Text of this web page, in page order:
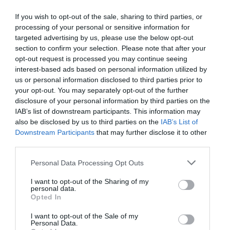
If you wish to opt-out of the sale, sharing to third parties, or
processing of your personal or sensitive information for
targeted advertising by us, please use the below opt-out
section to confirm your selection. Please note that after your
opt-out request is processed you may continue seeing
interest-based ads based on personal information utilized by
us or personal information disclosed to third parties prior to
your opt-out. You may separately opt-out of the further
disclosure of your personal information by third parties on the
IAB’s list of downstream participants. This information may
also be disclosed by us to third parties on the IAB’s List of
Downstream Participants that may further disclose it to other
Please note that this website/app uses one or more Google
not limited to your visit or usage behaviour. You may click to
grant or deny consent to Google and its third-party tags to
use your data for below specified purposes in below Google
consent section.
Personal Data Processing Opt Outs
I want to opt-out of the Sharing of my
personal data.
Opted In
I want to opt-out of the Sale of my
Personal Data.
04.08.2026
Σκλαβενίτης: Άνοιξε νέο κατάστημα στη
Σάμο